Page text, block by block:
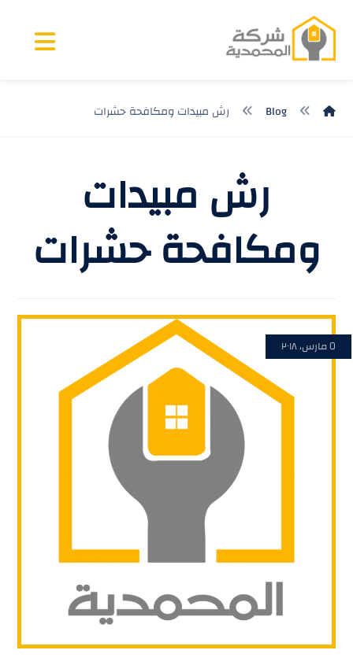
Blog رش مبيدات ومكافحة حشرات
رش مبيدات
ومكافحة حشرات
٥ مارس، ٢٠١٨